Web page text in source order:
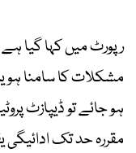
رپورٹ میں کہا گیا
مشکلات کا سامنا ہو
ہو جائے تو ڈیپازٹ
مقررہ حد تک ادائیگی